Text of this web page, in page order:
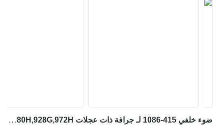
ضوء خلفي 415-1086 لـ جرافة ذات عجلات Caterpillar 924G,980H,928G,972H